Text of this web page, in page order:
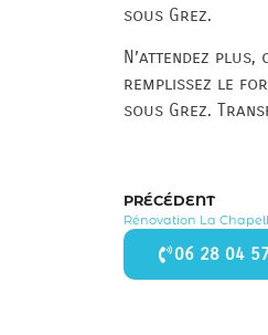
sous Grez.
N’attendez
remplissez le
sous Grez.
PRÉCÉDENT
Rénovation La
06 28 04